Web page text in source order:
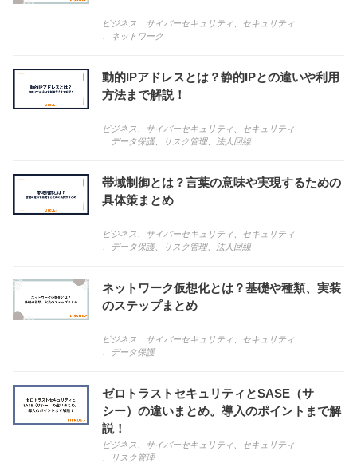
ビジネス サイバーセキュリティ
セキュリティ
ネットワーク
動的IPアドレスとは？静的IPとの違いや利用
方法まで解説！
ビジネス サイバーセキュリティ
セキュリティ
データ保護、 リスク管理、 法人回線
帯域制御とは？言葉の意味や実現するための
具体策まとめ
ビジネス サイバーセキュリティ
セキュリティ
データ保護、 リスク管理、 法人回線
ネットワーク仮想化とは？基礎や種類、実装
のステップまとめ
ビジネス サイバーセキュリティ
セキュリティ
データ保護
ゼロトラストセキュリティとSASE（サ
シー）の違いまとめ。導入のポイントまで解
説！
ビジネス サイバーセキュリティ
セキュリティ
リスク管理